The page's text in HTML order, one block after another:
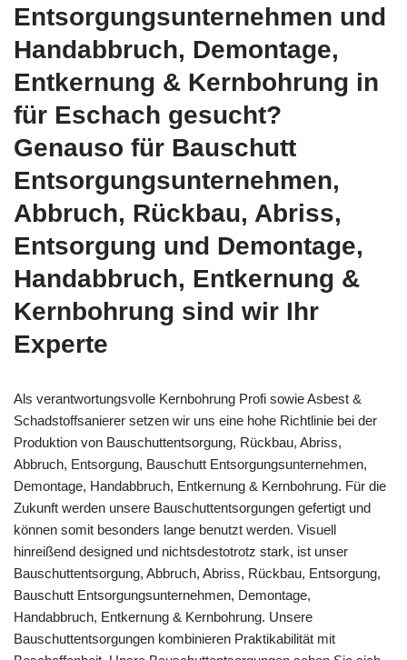
Entsorgungsunternehmen und
Handabbruch, Demontage,
Entkernung & Kernbohrung in
für Eschach gesucht?
Genauso für Bauschutt
Entsorgungsunternehmen,
Abbruch, Rückbau, Abriss,
Entsorgung und Demontage,
Handabbruch, Entkernung &
Kernbohrung sind wir Ihr
Experte
Als verantwortungsvolle Kernbohrung Profi sowie Asbest &
Schadstoffsanierer setzen wir uns eine hohe Richtlinie bei der
Produktion von Bauschuttentsorgung, Rückbau, Abriss,
Abbruch, Entsorgung, Bauschutt Entsorgungsunternehmen,
Demontage, Handabbruch, Entkernung & Kernbohrung. Für die
Zukunft werden unsere Bauschuttentsorgungen gefertigt und
können somit besonders lange benutzt werden. Visuell
hinreißend designed und nichtsdestotrotz stark, ist unser
Bauschuttentsorgung, Abbruch, Abriss, Rückbau, Entsorgung,
Bauschutt Entsorgungsunternehmen, Demontage,
Handabbruch, Entkernung & Kernbohrung. Unsere
Bauschuttentsorgungen kombinieren Praktikabilität mit